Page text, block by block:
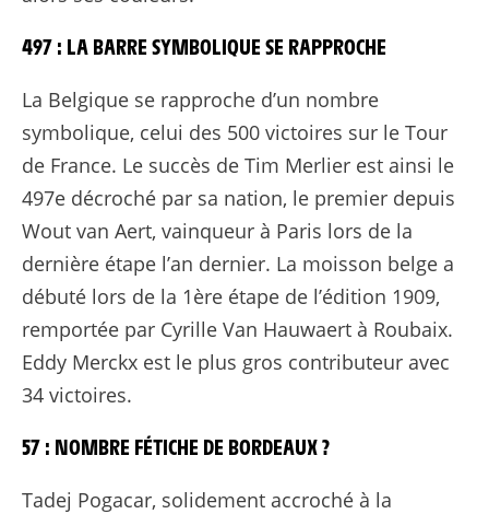
497 : LA BARRE SYMBOLIQUE SE RAPPROCHE
La Belgique se rapproche d’un nombre
symbolique, celui des 500 victoires sur le Tour
de France. Le succès de Tim Merlier est ainsi le
497e décroché par sa nation, le premier depuis
Wout van Aert, vainqueur à Paris lors de la
dernière étape l’an dernier. La moisson belge a
débuté lors de la 1ère étape de l’édition 1909,
remportée par Cyrille Van Hauwaert à Roubaix.
Eddy Merckx est le plus gros contributeur avec
34 victoires.
57 : NOMBRE FÉTICHE DE BORDEAUX ?
Tadej Pogacar, solidement accroché à la